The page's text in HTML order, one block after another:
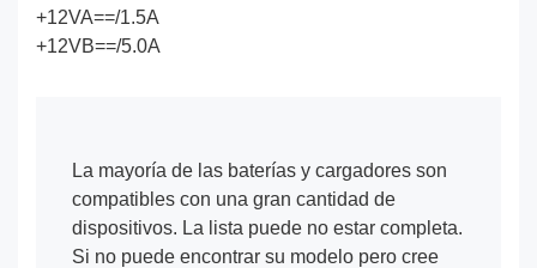
+12VA==/1.5A
+12VB==/5.0A
La mayoría de las baterías y cargadores son
compatibles con una gran cantidad de
dispositivos. La lista puede no estar completa.
Si no puede encontrar su modelo pero cree